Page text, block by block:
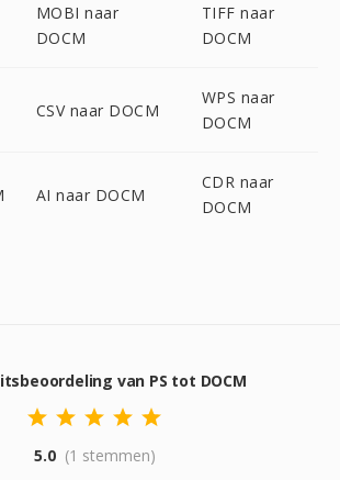
MOBI naar
DOCM
TIFF naar
DOCM
CSV naar DOCM
WPS naar
DOCM
AI naar DOCM
CDR naar
DOCM
van PS tot DOCM
5.0 (1 stemmen)